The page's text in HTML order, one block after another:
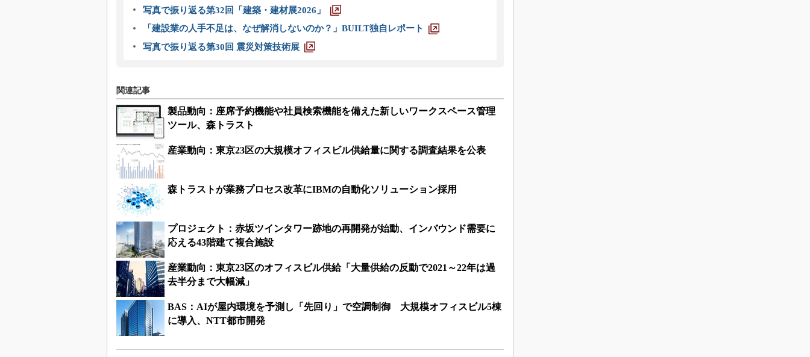
写真で振り返る第32回「建築・建材展2026」
「建設業の人手不足は、なぜ解消しないのか？」BUILT独自レポート
写真で振り返る第30回 震災対策技術展
関連記事
製品動向：座席予約機能や社員検索機能を備えた新しいワークスペース管理
ツール、森トラスト
産業動向：東京23区の大規模オフィスビル供給量に関する調査結果を公表
森トラストが業務プロセス改革にIBMの自動化ソリューション採用
プロジェクト：赤坂ツインタワー跡地の再開発が始動、インバウンド需要に
応える43階建て複合施設
産業動向：東京23区のオフィスビル供給「大量供給の反動で2021～22年は過
去半分まで大幅減」
BAS：AIが屋内環境を予測し「先回り」で空調制御 大規模オフィスビル5棟
に導入、NTT都市開発